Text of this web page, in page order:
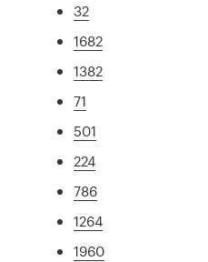
32
1682
1382
71
501
224
786
1264
1960